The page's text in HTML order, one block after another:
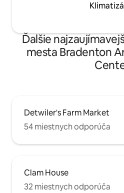
Ďalšie
mesta Bradenton
Detwiler's Farm Market
54 miestnych odporúča
Clam House
32 miestnych odporúča